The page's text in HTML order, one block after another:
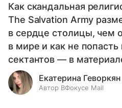
Как скандальная
The Salvation Army
в сердце столицы, чем
в мире и как не попасть
сектантов — в
Екатерина Геворкян
Автор ВФокусе Mail